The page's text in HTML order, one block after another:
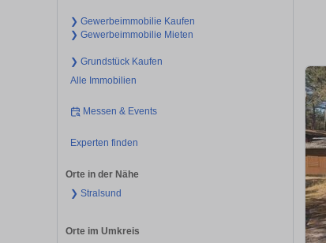
❯ Gewerbeimmobilie Kaufen
❯ Gewerbeimmobilie Mieten
❯ Grundstück Kaufen
Alle Immobilien
Messen & Events
Experten finden
Orte in der Nähe
❯ Stralsund
Orte im Umkreis